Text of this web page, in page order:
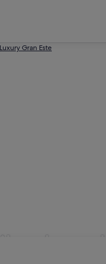
Luxury Gran Este
de